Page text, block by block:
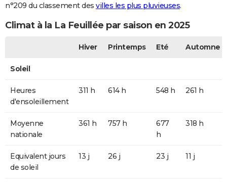
n°209 du classement des villes les plus pluvieuses.
Climat à la La Feuillée par saison en 2025
Hiver Printemps Eté Automne
Soleil
Heures
d'ensoleillement
311 h 614 h 548 h 261 h
Moyenne
nationale
361 h 757 h
677
h
318 h
Equivalent jours
de soleil
13 j 26 j 23 j 11 j